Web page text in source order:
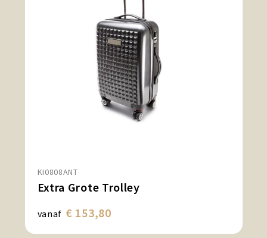
KI0808ANT
Extra Grote Trolley
vanaf € 153,80